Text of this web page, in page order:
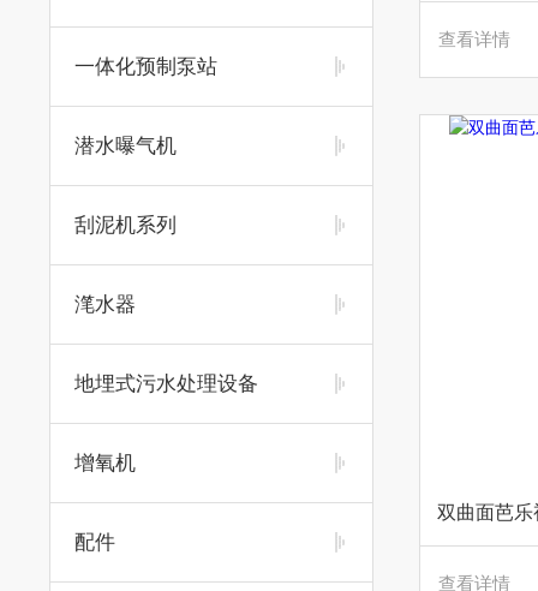
一体化预制泵站
潜水曝气机
刮泥机系列
滗水器
地埋式污水处理设备
增氧机
配件
查看详情
双曲面芭
查看详情